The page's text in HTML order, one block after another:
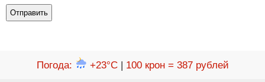
Погода: +23°C| 100 крон = 387 рублей